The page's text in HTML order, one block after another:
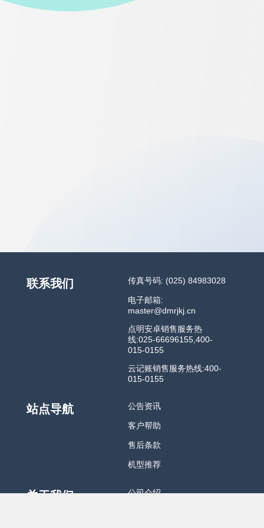
联系我们 传真号码: (025) 84983028
电子邮箱:
master@dmrjkj.cn
点明安卓销售服务热
线:025-66696155,400-
015-0155
云记账销售服务热线:400-
015-0155
站点导航 公告资讯
客户帮助
售后条款
机型推荐
关于我们 公司介绍